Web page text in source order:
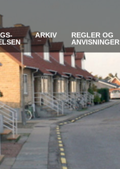
ARKIV
REGLER OG
ANVISNINGER